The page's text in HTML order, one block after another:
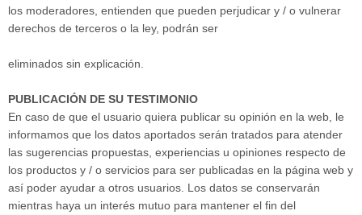
los moderadores, entienden que pueden perjudicar y / o vulnerar
derechos de terceros o la ley, podrán ser
eliminados sin explicación.
PUBLICACIÓN DE SU TESTIMONIO
En caso de que el usuario quiera publicar su opinión en la web, le
informamos que los datos aportados serán tratados para atender
las sugerencias propuestas, experiencias u opiniones respecto de
los productos y / o servicios para ser publicadas en la página web y
así poder ayudar a otros usuarios. Los datos se conservarán
mientras haya un interés mutuo para mantener el fin del